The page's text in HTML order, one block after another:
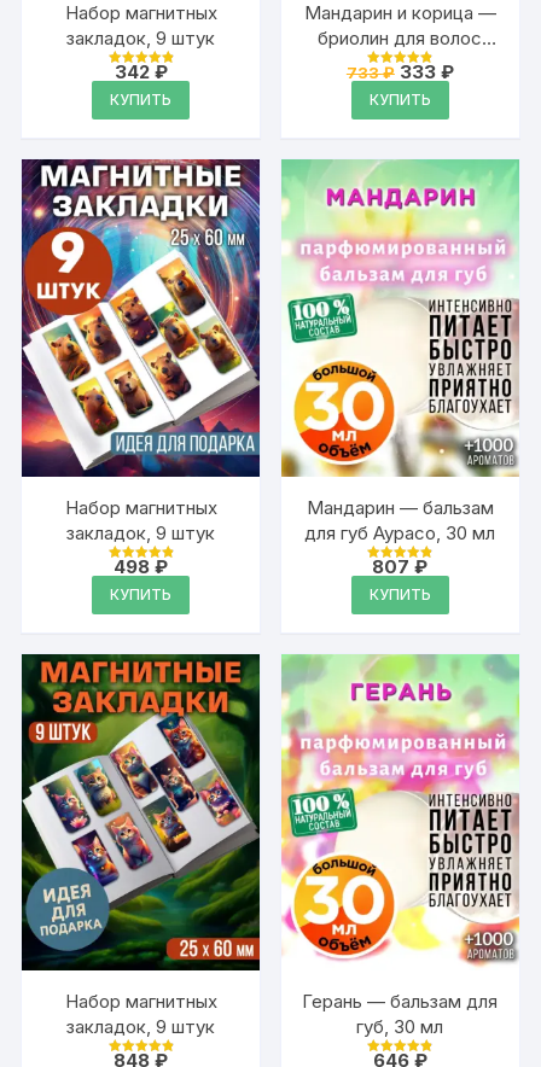
Набор магнитных
закладок, 9 штук
Оценка
из 5
342 ₽
КУПИТЬ
Мандарин и корица —
бриолин для волос
Аурасо средней
фиксации
Оценка
из 5
733₽ Первоначальная
цена
составляла
733 ₽.
333 ₽Текущая
КУПИТЬ
Набор магнитных
закладок, 9 штук
Оценка
из 5
498₽
КУПИТЬ
Мандарин — бальзам
для губ Аурасо, 30 мл
Оценка
из 5
807₽
КУПИТЬ
Набор магнитных
закладок, 9 штук
Оценка
848₽
Герань — бальзам для
губ, 30 мл
Оценка
646 ₽